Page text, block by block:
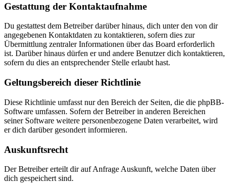
Gestattung der Kontaktaufnahme
Du gestattest dem Betreiber darüber hinaus, dich unter den von dir
angegebenen Kontaktdaten zu kontaktieren, sofern dies zur
Übermittlung zentraler Informationen über das Board erforderlich
ist. Darüber hinaus dürfen er und andere Benutzer dich kontaktieren,
sofern du dies an entsprechender Stelle erlaubt hast.
Geltungsbereich dieser Richtlinie
Diese Richtlinie umfasst nur den Bereich der Seiten, die die phpBB-
Software umfassen. Sofern der Betreiber in anderen Bereichen
seiner Software weitere personenbezogene Daten verarbeitet, wird
er dich darüber gesondert informieren.
Auskunftsrecht
Der Betreiber erteilt dir auf Anfrage Auskunft, welche Daten über
dich gespeichert sind.